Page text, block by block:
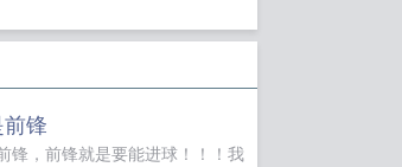
锋
锋，前锋就是要能进球！！！我